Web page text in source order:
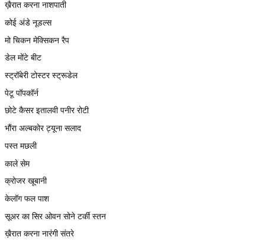
ख़ैरात करना नाशपाती
कोई अंडे नूडल्स
मो चिकन मेक्सिकन रैप
डेल मोंटे बीट
स्ट्रॉबेरी टोस्टर स्ट्रूडेल
पेटू पॉपकॉर्न
छोटे कैसर इतालवी पनीर रोटी
भौंरा अल्बकोर ट्यूना सलाद
पस्त मछली
काले सेम
क्रोजर खूबानी
केलॉग फल पाश
सूअर का सिर ओवन सोने टर्की स्तन
ख़ैरात करना नारंगी संतरे